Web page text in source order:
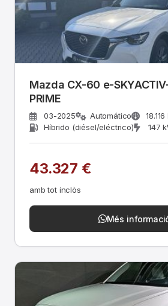
Mazda CX-60 e-
PRIME
03-2025 Automático
Híbrido (diésel/eléctrico)
147
43.327 €
amb tot inclòs
Més